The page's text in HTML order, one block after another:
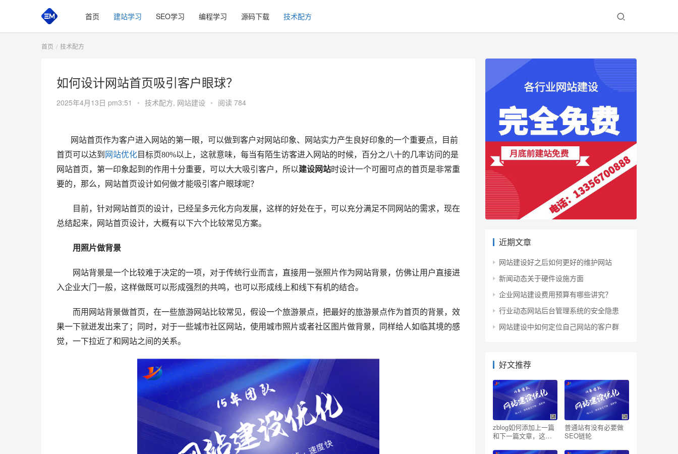
首页 建站学习 SEO学习 编程学习 源码下载 技术配方
首页 技术配方
如何设计网站首页吸引客户眼球？
2025年4月13日 pm3:51 • 技术配方, 网站建设 • 阅读 784
网站首页作为客户进入网站的第一眼，可以做到客户对网站印象、网站实力产生良好印象的一个重要点，目前
首页可以达到 网站优化目标页80%以上，这就意味，每当有陌生访客进入网站的时候，百分之八十的几率访问的是
网站首页，第一印象起到的作用十分重要，可以大大吸引客户，所以建设网站时设计一个可圈可点的首页是非常重
要的，那么，网站首页设计如何做才能吸引客户眼球呢？
目前，针对网站首页的设计，已经呈多元化方向发展，这样的好处在于，可以充分满足不同网站的需求，现在
总结起来，网站首页设计，大概有以下六个比较常见方案。
用照片做背景
网站背景是一个比较难于决定的一项，对于传统行业而言，直接用一张照片作为网站背景，仿佛让用户直接进
入企业大门一般，这样做既可以形成强烈的共鸣，也可以形成线上和线下有机的结合。
而用网站背景做首页，在一些旅游网站比较常见，假设一个旅游景点，把最好的旅游景点作为首页的背景，效
果一下就迸发出来了；同时，对于一些城市社区网站，使用城市照片或者社区图片做背景，同样给人如临其境的感
觉，一下拉近了和网站之间的关系。
近期文章
网站建设好之后如何更好的维护网站
新闻动态关于硬件设施方面
企业网站建设费用预算有哪些讲究？
行业动态网站后台管理系统的安全隐患
网站建设中如何定位自己网站的客户群
好文推荐
zblog如何添加上一篇
和下一篇文章，这样
普通站有没有必要做
SEO链轮